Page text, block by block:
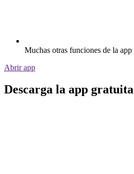
Muchas otras funciones de la app
Abrir app
Descarga la app